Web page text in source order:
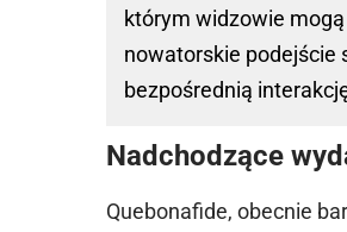
którym widzowie mogą
nowatorskie podejście
bezpośrednią
Nadchodzące
Quebonafide, obecnie